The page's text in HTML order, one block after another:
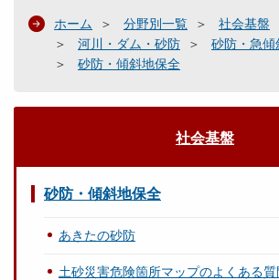
ホーム 分野別一覧
社会基盤
河川・ダム・砂防
砂防・急傾
砂防・傾斜地保全
社会基盤
砂防・傾斜地保全
あきたの砂防
土砂災害危険箇所マップのよくある質